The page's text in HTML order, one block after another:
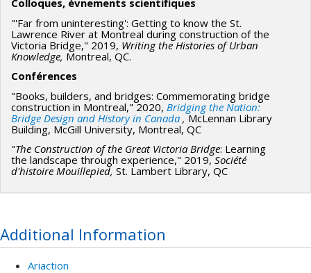
Colloques, évnements scientifiques
"'Far from uninteresting': Getting to know the St.
Lawrence River at Montreal during construction of the
Victoria Bridge," 2019, Writing the Histories of Urban
Knowledge, Montreal, QC.
Conférences
"Books, builders, and bridges: Commemorating bridge
construction in Montreal," 2020, Bridging the Nation:
Bridge Design and History in Canada ,McLennan Library
Building, McGill University, Montreal, QC
"The Construction of the Great Victoria Bridge: Learning
the landscape through experience," 2019,Société
d'histoire Mouillepied, St. Lambert Library, QC
Additional Information
Ariaction